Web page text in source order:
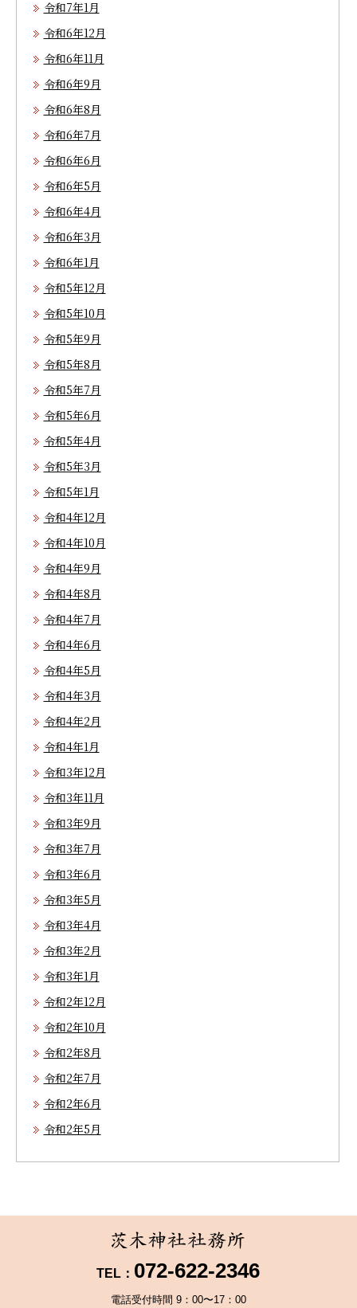
令和7年1月
令和6年12月
令和6年11月
令和6年9月
令和6年8月
令和6年7月
令和6年6月
令和6年5月
令和6年4月
令和6年3月
令和6年1月
令和5年12月
令和5年10月
令和5年9月
令和5年8月
令和5年7月
令和5年6月
令和5年4月
令和5年3月
令和5年1月
令和4年12月
令和4年10月
令和4年9月
令和4年8月
令和4年7月
令和4年6月
令和4年5月
令和4年3月
令和4年2月
令和4年1月
令和3年12月
令和3年11月
令和3年9月
令和3年7月
令和3年6月
令和3年5月
令和3年4月
令和3年2月
令和3年1月
令和2年12月
令和2年10月
令和2年8月
令和2年7月
令和2年6月
令和2年5月
TEL： 072-622-2346
電話受付時間 9：00〜17：00